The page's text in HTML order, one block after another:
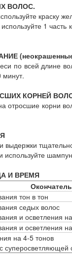
ВОЛОС.
краску
1
по всей длине
минут.
КОРНЕЙ
отросшие корни
выдержки
И ВРЕМЯ
тон в тон
седых волос
и осветления
и осветления
на 4-5 тонов
суперосветляющей